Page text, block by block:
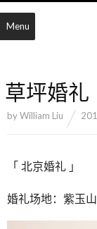
草坪婚礼
byWilliam Liu
「 北京婚礼 」
婚礼场地：紫玉
Menu